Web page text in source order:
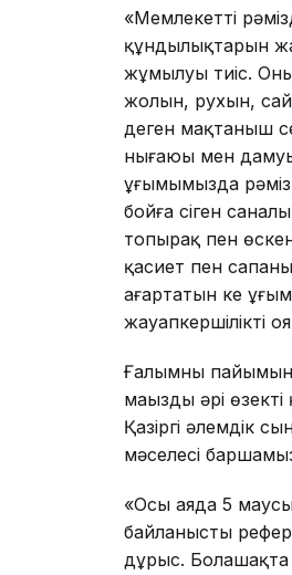
«Мемлекеттің
құндылықтарын
жұмылуы тиіс. Оны
жолын, рухын,
деген мақтаныш
нығаюы мен дамуы
ұғымымызда
бойға сіңген
топырақ пен өскен
қасиет пен
аңғартатын кең
жауапкершілікті
Ғалымның
маңызды әрі
Қазіргі әлемдік
мәселесі
«Осы аяда 5
байланысты
дұрыс. Болашақта